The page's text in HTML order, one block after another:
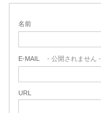
名前
E-MAIL - 公開されません -
URL